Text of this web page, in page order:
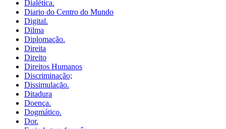
Dialética.
Diario do Centro do Mundo
Digital.
Dilma
Diplomação.
Direita
Direito
Direitos Humanos
Discriminação;
Dissimulação.
Ditadura
Doença.
Dogmático.
Dor.